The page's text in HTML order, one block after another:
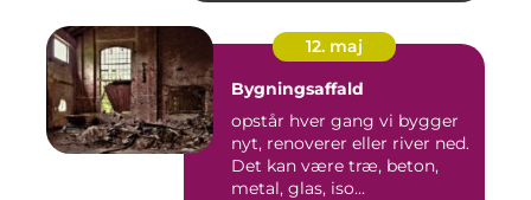
12. maj
Bygningsaffald
opstår hver gang vi bygger
nyt, renoverer eller river ned.
Det kan være træ, beton,
metal, glas, iso...